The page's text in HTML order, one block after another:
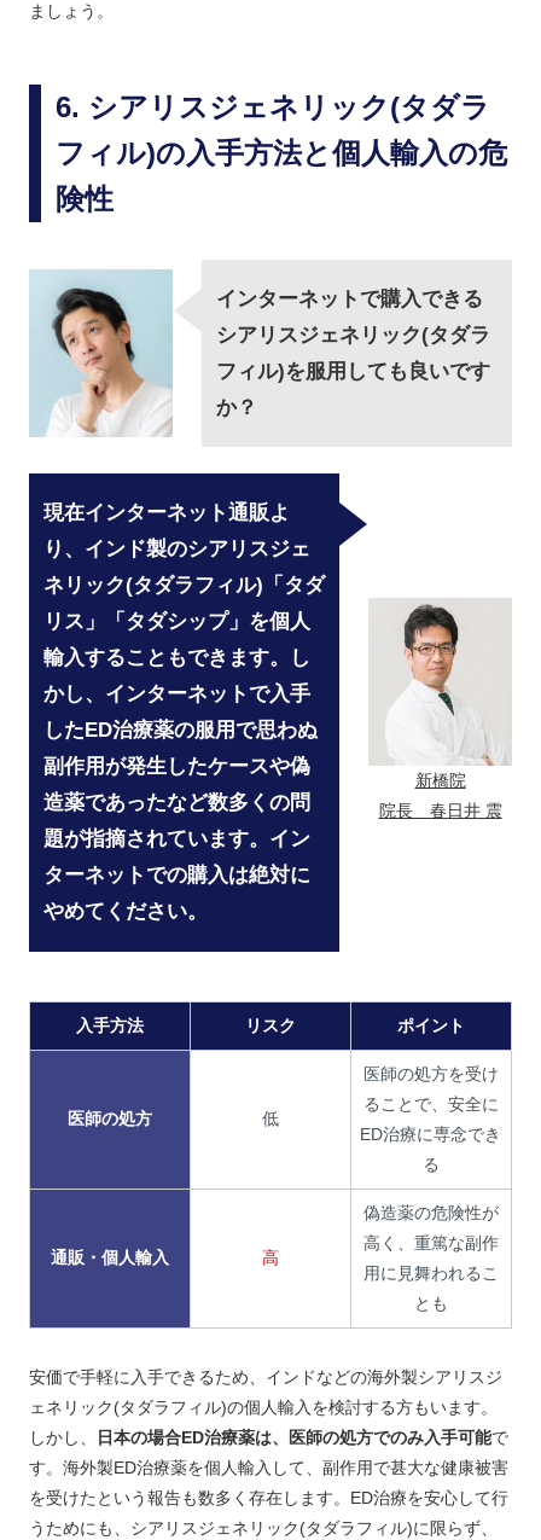
ましょう。
シアリスジェネリック(タダラ
フィル)の入手方法と個人輸入の危
険性
インターネットで購入できる
シアリスジェネリック(タダラ
フィル)を服用しても良いです
か？
現在インターネット通販よ
り、インド製のシアリスジェ
ネリック(タダラフィル)「タダ
リス」「タダシップ」を個人
輸入することもできます。し
かし、インターネットで入手
したED治療薬の服用で思わぬ
副作用が発生したケースや偽
造薬であったなど数多くの問
題が指摘されています。イン
ターネットでの購入は絶対に
やめてください。
新橋院
院長 春日井 震
入手方法 リスク ポイント
医師の処方 低
医師の処方を受け
ることで、安全に
ED治療に専念でき
る
通販・個人輸入 高
偽造薬の危険性が
高く、重篤な副作
用に見舞われるこ
とも
安価で手軽に入手できるため、インドなどの海外製シアリスジ
ェネリック(タダラフィル)の個人輸入を検討する方もいます。
しかし、
日本の場合ED治療薬は、医師の処方でのみ入手可能で
す。海外製ED治療薬を個人輸入して、副作用で甚大な健康被害
を受けたという報告も数多く存在します。ED治療を安心して行
うためにも、シアリスジェネリック(タダラフィル)に限らず、